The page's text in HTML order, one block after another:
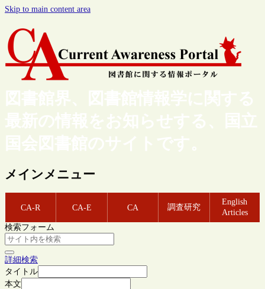
Skip to main content area
図書館界、図書館情報学に関する
最新の情報をお知らせする、国立
国会図書館のサイトです。
メインメニュー
CA-R CA-E CA 調査研究
English
Articles
検索フォーム
詳細検索
タイトル
本文